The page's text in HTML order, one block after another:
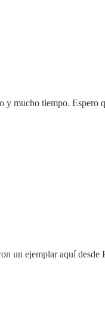
mucho tiempo. Espero
un ejemplar aquí desde